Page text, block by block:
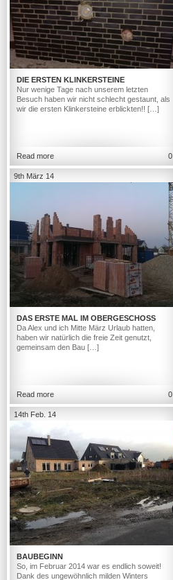
DIE ERSTEN KLINKERSTEINE
Nur wenige Tage nach unserem letzten
Besuch haben wir nicht schlecht gestaunt, als
wir die ersten Klinkersteine erblickten!! […]
Read more 0
9th März 14
DAS ERSTE MAL IM OBERGESCHOSS
Da Alex und ich Mitte März Urlaub hatten,
haben wir natürlich die freie Zeit genutzt,
gemeinsam den Bau […]
Read more 0
14th Feb. 14
BAUBEGINN
So, im Februar 2014 war es endlich soweit!
Dank des ungewöhnlich milden Winters